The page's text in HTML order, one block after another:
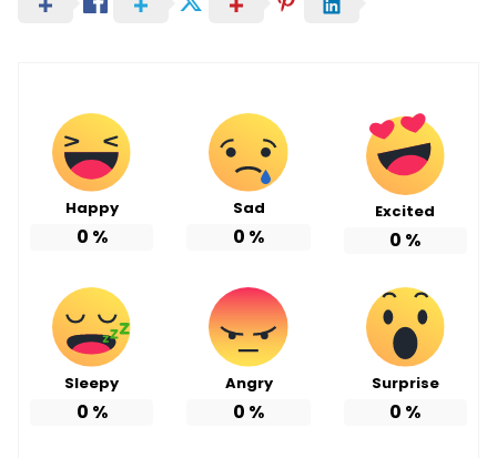
Happy
0 %
Sad
0 %
Excited
0 %
Sleepy
0 %
Angry
0 %
Surprise
0 %